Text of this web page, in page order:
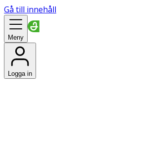
Gå till innehåll
Meny
Logga in